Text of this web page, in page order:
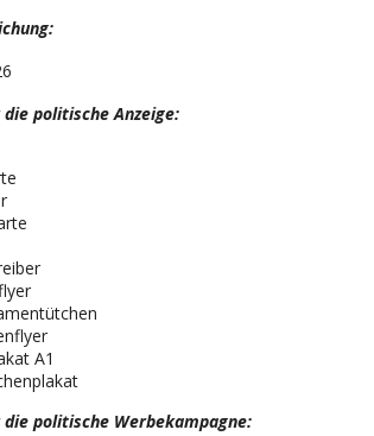
politische Anzeige:
A1
politische Werbekampagne: